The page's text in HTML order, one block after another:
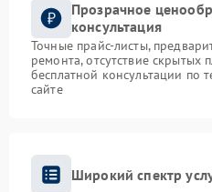
Прозрачное
консультация
Точные прайс-листы,
ремонта, отсутствие скрытых
бесплатной консультации по
сайте
Широкий спектр